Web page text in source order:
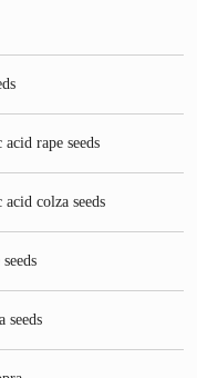
rape seeds
colza seeds
seeds